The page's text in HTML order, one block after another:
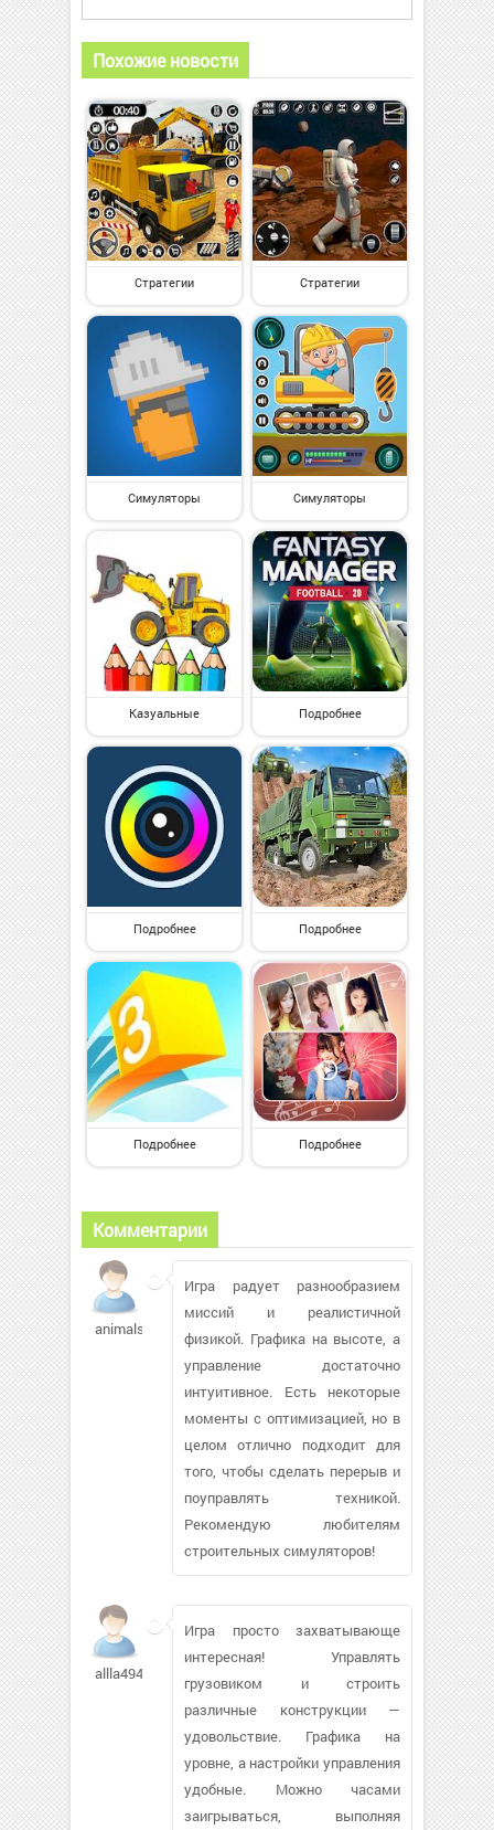
Похожие новости
Стратегии Стратегии
Симуляторы Симуляторы
Казуальные Подробнее
Подробнее Подробнее
Подробнее Подробнее
Комментарии
animals96835
Игра радует разнообразием
миссий и реалистичной
физикой. Графика на высоте, а
управление достаточно
интуитивное. Есть некоторые
моменты с оптимизацией, но в
целом отлично подходит для
того, чтобы сделать перерыв и
поуправлять техникой.
Рекомендую любителям
строительных симуляторов!
allla49405
Игра просто захватывающе
интересная! Управлять
грузовиком и строить
различные конструкции —
удовольствие. Графика на
уровне, а настройки управления
удобные. Можно часами
заигрываться, выполняя